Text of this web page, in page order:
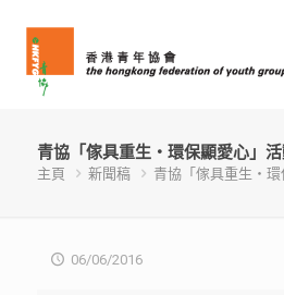
青協「傢具重生‧環保顯愛心」活
主頁 新聞稿 青協「傢具重生‧環
06/06/2016